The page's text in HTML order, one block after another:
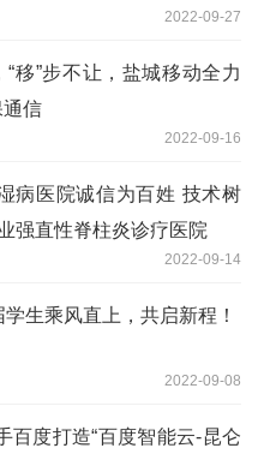
2022-09-27
“移”步不让，盐城移动全力
通信
2022-09-16
病医院诚信为百姓 技术树
强直性脊柱炎诊疗医院
2022-09-14
生乘风直上，共启新程！
2022-09-08
百度打造“百度智能云-昆仑